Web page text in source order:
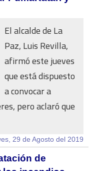
El alcalde de La
Paz, Luis Revilla,
afirmó este jueves
que está dispuesto
a convocar a
pero aclaró que
29 de Agosto del 2019
de